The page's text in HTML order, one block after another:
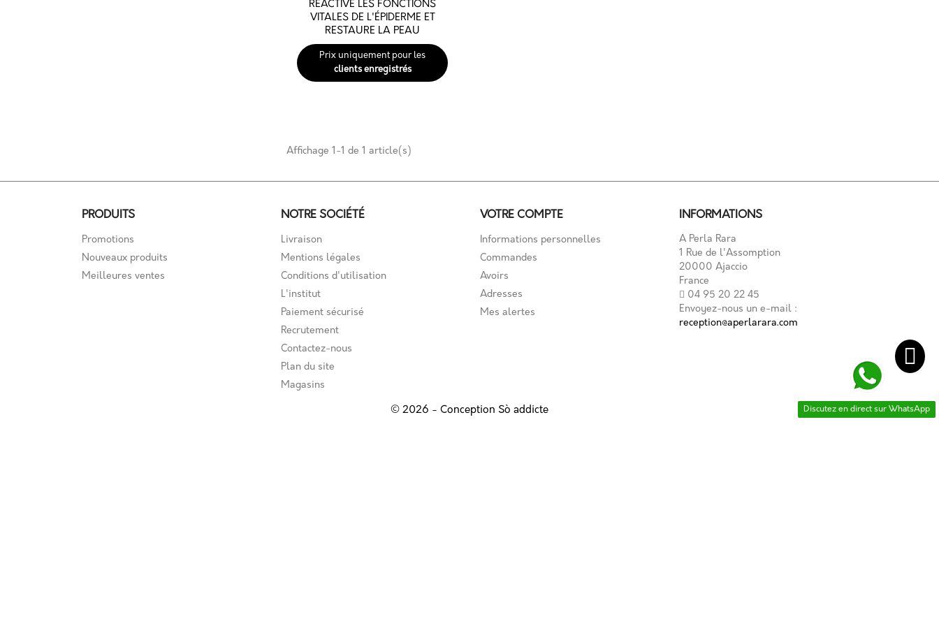
RÉACTIVE LES FONCTIONS
VITALES DE L'ÉPIDERME ET
RESTAURE LA PEAU
Prix uniquement pour les
clients enregistrés
Aperçu rapide
Affichage 1-1 de 1 article(s)
PRODUITS
Promotions
Nouveaux produits
Meilleures ventes
NOTRE SOCIÉTÉ
Livraison
Mentions légales
Conditions d'utilisation
L'institut
Paiement sécurisé
Recrutement
Contactez-nous
Plan du site
Magasins
VOTRE COMPTE
Informations personnelles
Commandes
Avoirs
Adresses
Mes alertes
INFORMATIONS
A Perla Rara
1 Rue de l'Assomption
20000 Ajaccio
France
04 95 20 22 45
Envoyez-nous un e-mail :
reception@aperlarara.com
Discutez en direct sur WhatsApp
© 2026 - Conception Sò addicte